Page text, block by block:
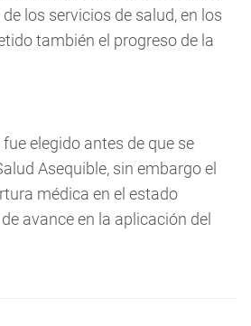
los servicios de salud, en los
también el progreso de la
elegido antes de que se
Asequible, sin embargo el
médica en el estado
avance en la aplicación del